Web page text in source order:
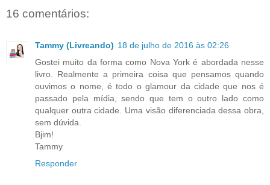
16 comentários:
Tammy (Livreando) 18 de julho de 2016 às 02:26
Gostei muito da forma como Nova York é abordada nesse
livro. Realmente a primeira coisa que pensamos quando
ouvimos o nome, é todo o glamour da cidade que nos é
passado pela mídia, sendo que tem o outro lado como
qualquer outra cidade. Uma visão diferenciada dessa obra,
sem dúvida.
Bjim!
Tammy
Responder